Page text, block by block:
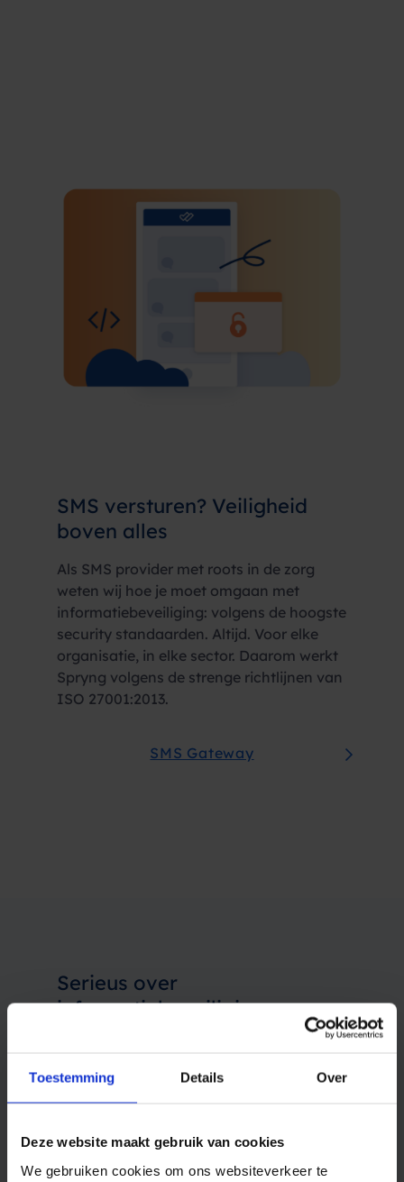
Toestemming Details Over
Deze website maakt gebruik van cookies
We gebruiken cookies om ons websiteverkeer te
SMS versturen? Veiligheid
boven alles
Als SMS provider met roots in de zorg
weten wij hoe je moet omgaan met
informatiebeveiliging: volgens de hoogste
security standaarden. Altijd. Voor elke
organisatie, in elke sector. Daarom werkt
Spryng volgens de strenge richtlijnen van
ISO 27001:2013.
SMS Gateway
Serieus over
informatiebeveiliging
veiligheid en SMS versturen en ontdek
wat Spryng voor uw organisatie kan
Aanmelden